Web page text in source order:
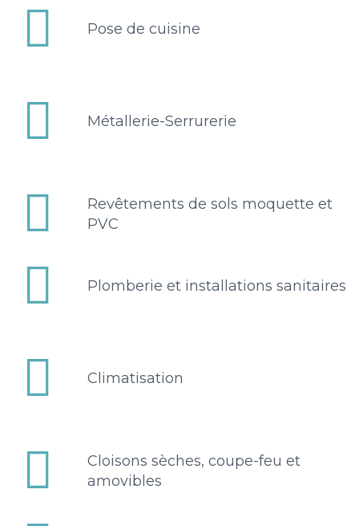

 Pose de cuisine

 Métallerie-Serrurerie


Revêtements de sols moquette et
PVC

 Plomberie et installations sanitaires

 Climatisation


Cloisons sèches, coupe-feu et
amovibles